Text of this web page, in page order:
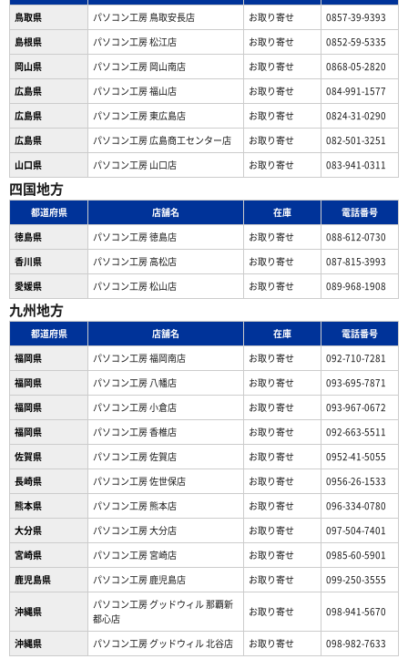
鳥取県
パソコン工房 鳥取安長店 お取り寄せ
0857-39-9393
島根県
パソコン工房 松江店 お取り寄せ
0852-59-5335
岡山県
パソコン工房 岡山南店 お取り寄せ
0868-05-2820
広島県
パソコン工房 福山店 お取り寄せ
084-991-1577
広島県
パソコン工房 東広島店 お取り寄せ
0824-31-0290
広島県
パソコン工房 広島商工センター店 お取り寄せ
082-501-3251
山口県
パソコン工房 山口店 お取り寄せ 083-941-0311
四国地方
都道府県 店舗名 在庫
電話番号
徳島県
パソコン工房 徳島店 お取り寄せ
088-612-0730
香川県
パソコン工房 高松店 お取り寄せ
087-815-3993
愛媛県
パソコン工房 松山店 お取り寄せ 089-968-1908
九州地方
都道府県 店舗名 在庫
電話番号
福岡県
パソコン工房 福岡南店 お取り寄せ
092-710-7281
福岡県
パソコン工房 八幡店 お取り寄せ
093-695-7871
福岡県
パソコン工房 小倉店 お取り寄せ
093-967-0672
福岡県
パソコン工房 香椎店 お取り寄せ
092-663-5511
佐賀県
パソコン工房 佐賀店 お取り寄せ
0952-41-5055
長崎県
パソコン工房 佐世保店 お取り寄せ
0956-26-1533
熊本県
パソコン工房 熊本店 お取り寄せ
096-334-0780
大分県
パソコン工房 大分店 お取り寄せ
097-504-7401
宮崎県
パソコン工房 宮崎店 お取り寄せ
0985-60-5901
鹿児島県
パソコン工房 鹿児島店 お取り寄せ 099-250-3555
沖縄県
パソコン工房 グッドウィル 那覇新
都心店
お取り寄せ 098-941-5670
沖縄県 パソコン工房 グッドウィル 北谷店 お取り寄せ 098-982-7633